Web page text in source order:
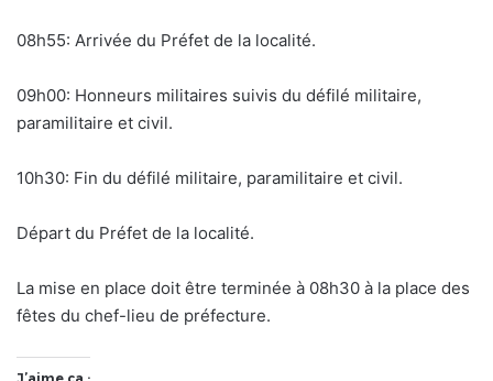
08h55: Arrivée du Préfet de la localité.
09h00: Honneurs militaires suivis du défilé militaire,
paramilitaire et civil.
10h30: Fin du défilé militaire, paramilitaire et civil.
Départ du Préfet de la localité.
La mise en place doit être terminée à 08h30 à la place des
fêtes du chef-lieu de préfecture.